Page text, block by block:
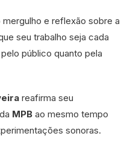
e reflexão sobre a
seu trabalho seja cada
público quanto pela
reafirma seu
MPB ao mesmo tempo
sonoras.